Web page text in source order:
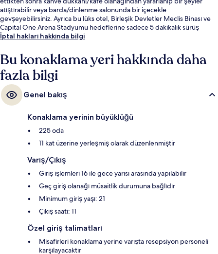
atıştırabilir veya barda/dinlenme salonunda bir içecekle
gevşeyebilirsiniz. Ayrıca bu lüks otel, Birleşik Devletler Meclis Binası ve
Capital One Arena Stadyumu hedeflerine sadece 5 dakikalık sürüş
mesafesindedir. Yardıma hazır personel ve konaklama yerinin genel
yakındır, Navy Yard İstasyonu 4 dakikalık yürüme mesafesindedir.
İptal hakları hakkında bilgi
Bu konaklama yeri hakkında daha
fazla bilgi
Genel bakış
Konaklama yerinin büyüklüğü
225 oda
11 kat üzerine yerleşmiş olarak düzenlenmiştir
Varış/Çıkış
Giriş işlemleri 16 ile gece yarısı arasında yapılabilir
Geç giriş olanağı müsaitlik durumuna bağlıdır
Minimum giriş yaşı: 21
Çıkış saati: 11
Özel giriş talimatları
Misafirleri konaklama yerine varışta resepsiyon personeli
karşılayacaktır